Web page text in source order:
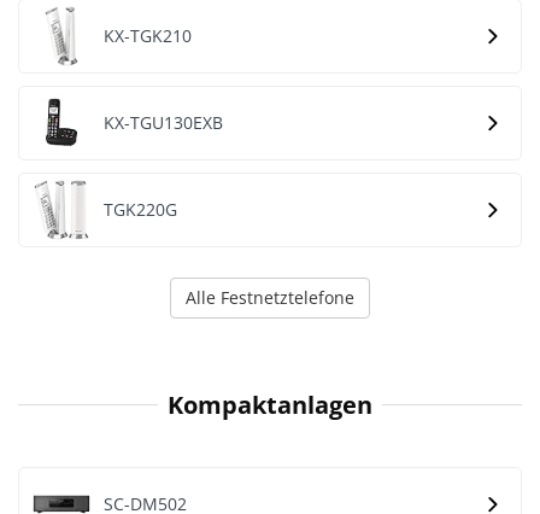
KX-TGK210
KX-TGU130EXB
TGK220G
Alle Festnetztelefone
Kompaktanlagen
SC-DM502